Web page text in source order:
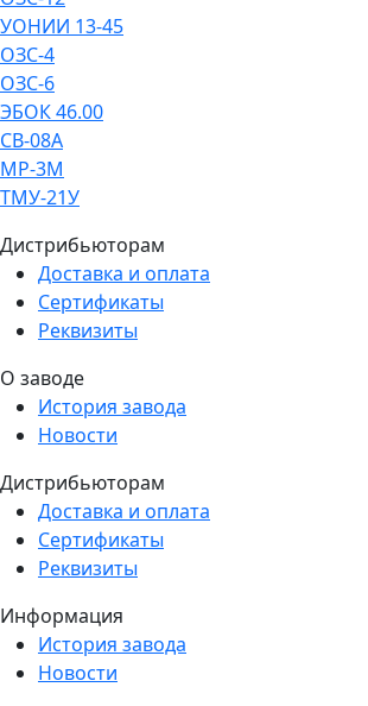
УОНИИ 13-45
ОЗС-4
ОЗС-6
ЭБОК 46.00
СВ-08А
МР-3М
ТМУ-21У
Дистрибьюторам
Доставка и оплата
Сертификаты
Реквизиты
О заводе
История завода
Новости
Дистрибьюторам
Доставка и оплата
Сертификаты
Реквизиты
Информация
История завода
Новости